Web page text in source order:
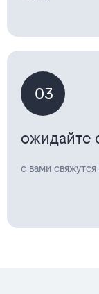
03
ожидайте
с вами